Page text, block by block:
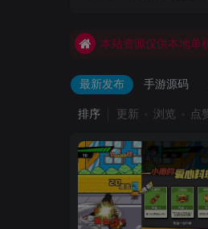
本站会员账号禁止
本站资源仅供本地单
最新发布 手游源码
排序 更新 浏览 点